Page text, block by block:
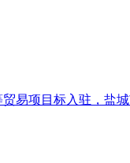
易项目标入驻，盐